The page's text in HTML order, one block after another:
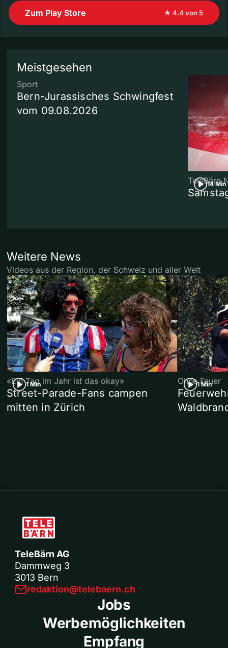
Zum Play Store ★ 4.4 von 5
Meistgesehen
Sport
Bern-Jurassisches Schwingfest
vom 09.08.2026
14 Min
TeleBärn
Weitere News
Videos aus der Region, der Schweiz und aller Welt
1 Min
«Ein Tag im Jahr ist das okay»
Street-Parade-Fans campen
mitten in Zürich
1 Min
Ohne Feuer
TeleBärn AG
Dammweg 3
3013 Bern
redaktion@telebaern.ch
Jobs
Werbemöglichkeiten
Empfang